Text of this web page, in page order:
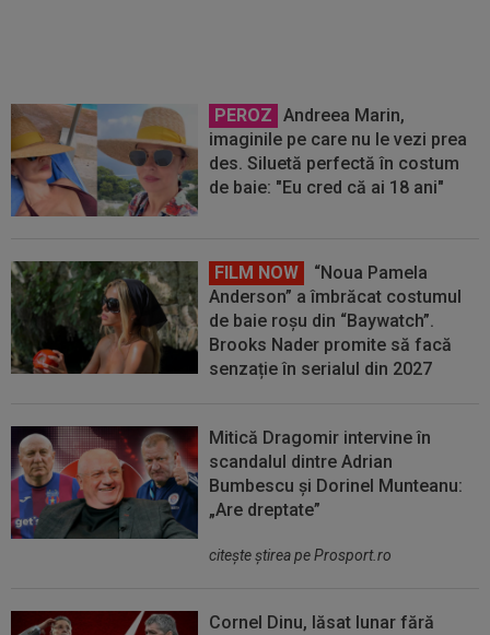
PEROZ Andreea Marin,
imaginile pe care nu le vezi prea
des. Siluetă perfectă în costum
de baie: "Eu cred că ai 18 ani"
FILM NOW
“Noua Pamela
Anderson” a îmbrăcat costumul
de baie roșu din “Baywatch”.
Brooks Nader promite să facă
senzație în serialul din 2027
Mitică Dragomir intervine în
scandalul dintre Adrian
Bumbescu și Dorinel Munteanu:
„Are dreptate”
citeşte ştirea pe Prosport.ro
Cornel Dinu, lăsat lunar fără